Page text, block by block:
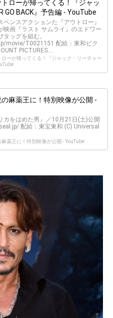
ローが帰ってくる！『ジャッ
GO BACK』予告編 - YouTube
ペンスアクションた『アウトロー』
映画『ラスト サムライ』のエドワー
タッグを組む。
movie/T0021151 配給：東和ピク
PICTURES....
ーが帰ってくる！『ジャック・リーチャー
麻薬王に！特別映像が公開 -
カをはめた男』／10月21日(土)公開
配給：東宝東和 (C) Universal
薬王に！特別映像が公開 - YouTube